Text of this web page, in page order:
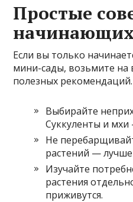
Простые
начинающих
Если вы только
мини-сады, возьмите на
полезных рекомендаций.
Выбирайте
Суккуленты и
Не
растений — лучше
Изучайте
растения
приживутся.